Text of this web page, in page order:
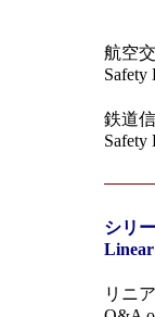
航空
Safety
鉄道
Safety
シリ
Linear
リニ